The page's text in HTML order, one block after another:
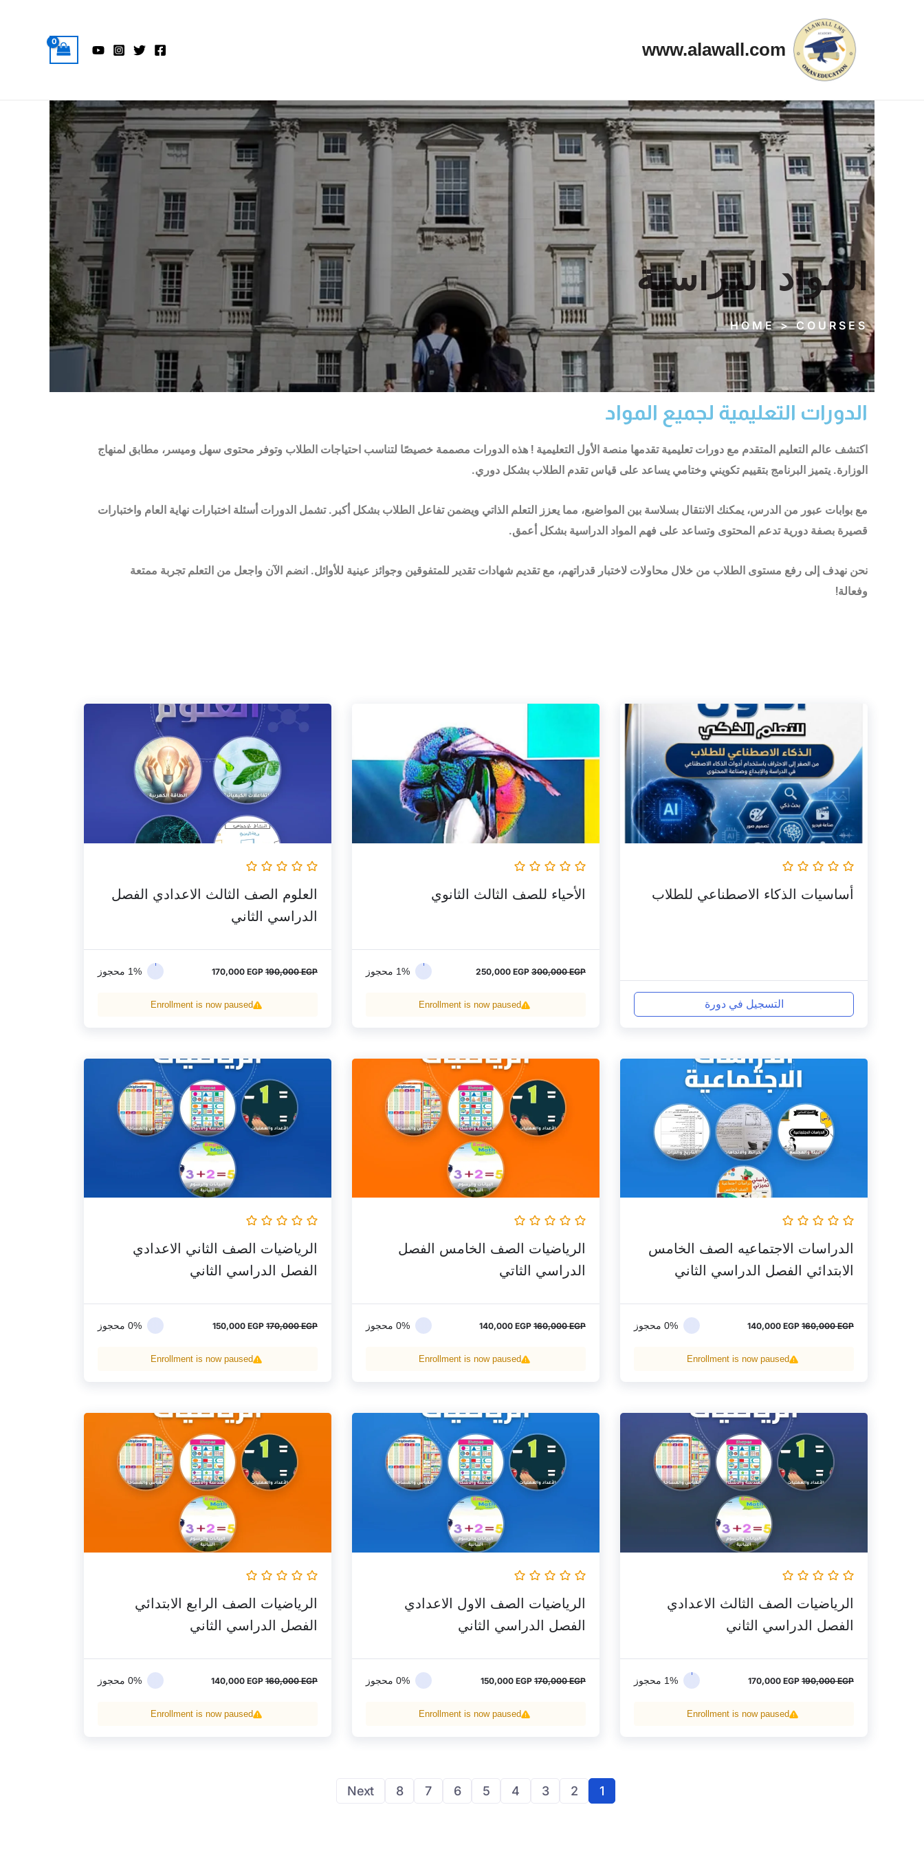
www.alawall.com
المواد الدراسية
HOME > COURSES
الدورات التعليمية لجميع المواد
اكتشف عالم التعليم المتقدم مع دورات تعليمية تقدمها منصة الأول التعليمية ! هذه الدورات مصممة خصيصًا لتناسب احتياجات الطلاب وتوفر محتوى سهل وميسر، مطابق لمنهاج
الوزارة. يتميز البرنامج بتقييم تكويني وختامي يساعد على قياس تقدم الطلاب بشكل دوري.
مع بوابات عبور من الدرس، يمكنك الانتقال بسلاسة بين المواضيع، مما يعزز التعلم الذاتي ويضمن تفاعل الطلاب بشكل أكبر. تشمل الدورات أسئلة اختبارات نهاية العام واختبارات
قصيرة بصفة دورية تدعم المحتوى وتساعد على فهم المواد الدراسية بشكل أعمق.
نحن نهدف إلى رفع مستوى الطلاب من خلال محاولات لاختبار قدراتهم، مع تقديم شهادات تقدير للمتفوقين وجوائز عينية للأوائل. انضم الآن واجعل من التعلم تجربة ممتعة
وفعالة!
أساسيات الذكاء الاصطناعي للطلاب
التسجيل في دورة
الأحياء للصف الثالث الثانوي
300,000EGP
250,000 EGP
هو:
250,000 EGP.
1% محجوز
Enrollment is now paused
العلوم الصف الثالث الاعدادي الفصل
الدراسي الثاني
190,000EGP
الأصلي
هو:
190,000 EGP.
170,000 EGP
الحالي
170,000 EGP.
1% محجوز
Enrollment is now paused
الدراسات الاجتماعيه الصف الخامس
الابتدائي الفصل الدراسي الثاني
160,000EGP
السعر
الأصلي
هو:
160,000 EGP.
140,000 EGP
السعر
الحالي
هو:
0% محجوز
Enrollment is now paused
الرياضيات الصف الخامس الفصل
الدراسي الثاتي
160,000EGP
السعر
الأصلي
هو:
160,000 EGP.
140,000 EGP
السعر
الحالي
هو:
140,000 EGP.
0% محجوز
Enrollment is now paused
الرياضيات الصف الثاني الاعدادي
الفصل الدراسي الثاني
170,000EGP
السعر
الأصلي
هو:
170,000 EGP.
150,000 EGP
السعر
الحالي
هو:
150,000 EGP.
0% محجوز
Enrollment is now paused
الرياضيات الصف الثالث الاعدادي
الفصل الدراسي الثاني
190,000EGP
السعر
الأصلي
هو:
190,000 EGP.
170,000 EGP
السعر
هو:
170,000 EGP.
1% محجوز
Enrollment is now paused
الرياضيات الصف الاول الاعدادي
الفصل الدراسي الثاني
170,000EGP
السعر
الأصلي
هو:
170,000 EGP.
150,000 EGP
السعر
الحالي
هو:
150,000 EGP.
0% محجوز
Enrollment is now paused
الرياضيات الصف الرابع الابتدائي
الفصل الدراسي الثاني
160,000EGP
السعر
الأصلي
هو:
160,000 EGP.
140,000 EGP
السعر
الحالي
هو:
140,000 EGP.
0% محجوز
Enrollment is now paused
1
2
3
4
5
6
7
8
Next